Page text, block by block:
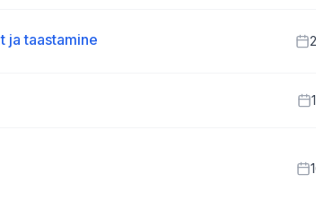
ja taastamine